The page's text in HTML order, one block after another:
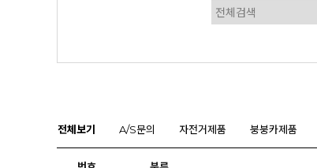
전체보기 A/S문의 자전거제품 붕붕카제품